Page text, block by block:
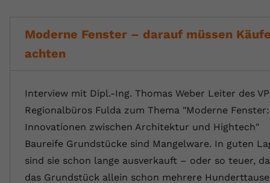
Moderne Fenster – darauf müssen
achten
Interview mit Dipl.-Ing. Thomas Weber Leiter des
Regionalbüros Fulda zum Thema "Moderne Fenster:
Innovationen zwischen Architektur und Hightech"
Baureife Grundstücke sind Mangelware. In guten
sind sie schon lange ausverkauft – oder so teuer,
das Grundstück allein schon mehrere